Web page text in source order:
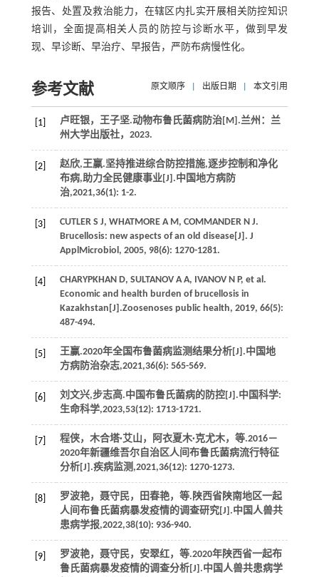
报告、处置及救治能力，在辖区内扎实开展相关防控知识
培训，全面提高相关人员的防控与诊断水平，做到早发
现、早诊断、早治疗、早报告，严防布病慢性化。
参考文献 原文顺序 出版日期 本文引用
[1] 卢旺银，王子坚.动物布鲁氏菌病防治[M].兰州：兰
州大学出版社， 2023.
[2]
赵欣,王赢.坚持推进综合防控措施,逐步控制和净化
布病,助力全民健康事业[J].中国地方病防
治,2021,36(1): 1-2.
[3] CUTLER S J, WHATMORE A M, COMMANDER N J.
Brucellosis: new aspects of an old disease[J]. J
ApplMicrobiol, 2005, 98(6): 1270-1281.
[4] CHARYPKHAN D, SULTANOV A A, IVANOV N P, et al.
Economic and health burden of brucellosis in
Kazakhstan[J].Zoosenoses public health, 2019, 66(5):
487-494.
[5] 王赢.2020年全国布鲁菌病监测结果分析[J].中国地
方病防治杂志,2021,36(6): 565-569.
[6] 刘文兴,步志高.中国布鲁氏菌病的防控[J].中国科学:
生命科学,2023,53(12): 1713-1721.
[7] 程侠，木合塔·艾山，阿衣夏木·克尤木， 等.2016－
2020年新疆维吾尔自治区人间布鲁氏菌病流行特征
分析[J].疾病监测 ,2021,36(12): 1270-1273.
[8] 罗波艳，聂守民，田春艳， 等.陕西省陕南地区一起
人间布鲁氏菌病暴发疫情的调查研究[J].中国人兽共
患病学报,2022,38(10): 936-940.
[9] 罗波艳，聂守民，安翠红， 等.2020年陕西省一起布
鲁氏菌病暴发疫情的调查分析[J].中国人兽共患病学